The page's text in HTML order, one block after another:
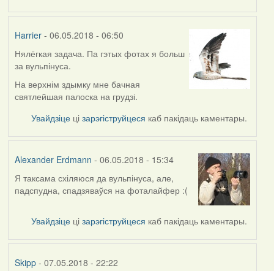
Harrier- 06.05.2018 - 06:50
Нялёгкая задача. Па гэтых фотах я больш
за вульпінуса.
На верхнім здымку мне бачная
святлейшая палоска на грудзі.
Увайдзіце цізарэгіструйцеся каб пакідаць каментары.
Alexander Erdmann - 06.05.2018 - 15:34
In
reply
Я таксама схіляюся да вульпінуса, але,
падспудна, спадзяваўся на фоталайфер :(
Увайдзіце цізарэгіструйцеся каб пакідаць каментары.
Skipp- 07.05.2018 - 22:22